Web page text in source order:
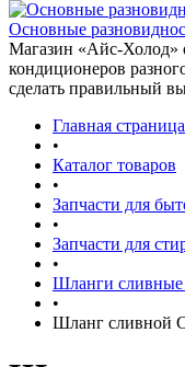
Основные
Магазин «Айс-Холод»
кондиционеров
сделать правильный
Главная страница
•
Каталог товаров
•
Запчасти для
•
Запчасти для
•
Шланги сливные
•
Шланг сливной